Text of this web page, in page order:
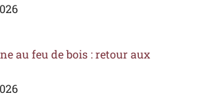
au feu de bois : retour aux